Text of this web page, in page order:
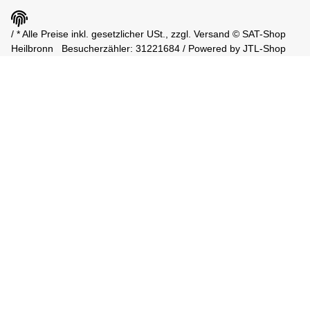
/ * Alle Preise inkl. gesetzlicher USt., zzgl. Versand © SAT-Shop
Heilbronn
Besucherzähler: 31221684 / Powered by JTL-Shop